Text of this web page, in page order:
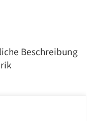
Beschreibung